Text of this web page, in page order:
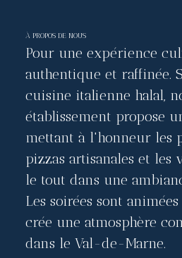
À PROPOS DE NOUS
Pour une expérience
authentique et raffinée.
cuisine italienne halal,
établissement propose
mettant à l'honneur les
pizzas artisanales et les
le tout dans une
Les soirées sont
crée une atmosphère
dans le Val-de-Marne.